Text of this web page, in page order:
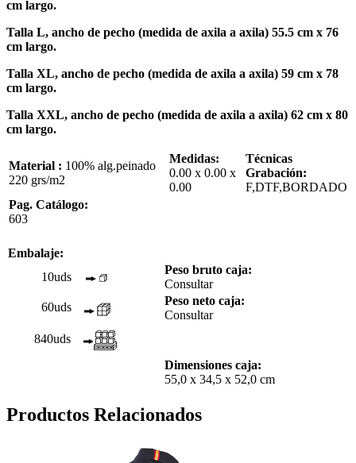
cm largo.
Talla L, ancho de pecho (medida de axila a axila) 55.5 cm x 76
cm largo.
Talla XL, ancho de pecho (medida de axila a axila) 59 cm x 78
cm largo.
Talla XXL, ancho de pecho (medida de axila a axila) 62 cm x 80
cm largo.
Material : 100% alg.peinado
220 grs/m2
Medidas:
0.00 x 0.00 x
0.00
Técnicas
Grabación:
F,DTF,BORDADO
Pag. Catálogo:
603
Embalaje:
10uds
Peso bruto caja:
Consultar
60uds
Peso neto caja:
Consultar
840uds
Dimensiones caja:
55,0 x 34,5 x 52,0 cm
Productos Relacionados